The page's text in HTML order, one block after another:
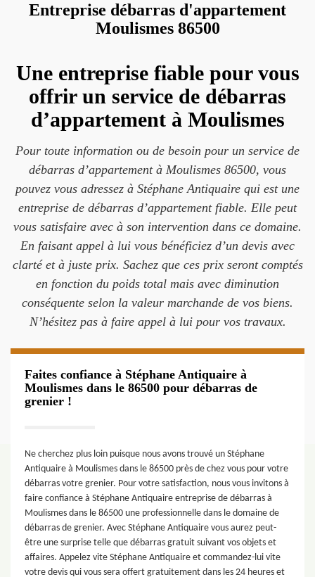
Entreprise débarras d'appartement
Moulismes 86500
Une entreprise fiable pour vous
offrir un service de débarras
d’appartement à Moulismes
Pour toute information ou de besoin pour un service de
débarras d’appartement à Moulismes 86500, vous
pouvez vous adressez à Stéphane Antiquaire qui est une
entreprise de débarras d’appartement fiable. Elle peut
vous satisfaire avec à son intervention dans ce domaine.
En faisant appel à lui vous bénéficiez d’un devis avec
clarté et à juste prix. Sachez que ces prix seront comptés
en fonction du poids total mais avec diminution
conséquente selon la valeur marchande de vos biens.
N’hésitez pas à faire appel à lui pour vos travaux.
Faites confiance à Stéphane Antiquaire à
Moulismes dans le 86500 pour débarras de
grenier !
Ne cherchez plus loin puisque nous avons trouvé un Stéphane
Antiquaire à Moulismes dans le 86500 près de chez vous pour votre
débarras votre grenier. Pour votre satisfaction, nous vous invitons à
faire confiance à Stéphane Antiquaire entreprise de débarras à
Moulismes dans le 86500 une professionnelle dans le domaine de
débarras de grenier. Avec Stéphane Antiquaire vous aurez peut-
être une surprise telle que débarras gratuit suivant vos objets et
affaires. Appelez vite Stéphane Antiquaire et commandez-lui vite
votre devis qui vous sera offert gratuitement dans les 24 heures et